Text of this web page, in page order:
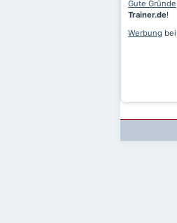
Gute Gründe
Trainer.de!
Werbung bei